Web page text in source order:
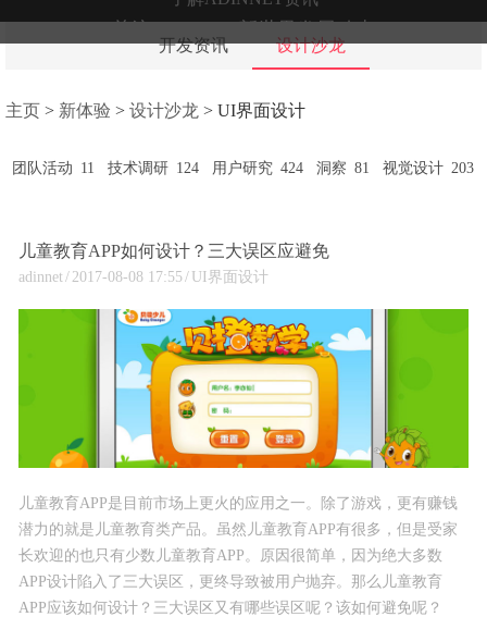
开发资讯 设计沙龙
主页 > 新体验 > 设计沙龙 > UI界面设计
团队活动 11 技术调研 124 用户研究 424 洞察 81 视觉设计 203
儿童教育APP如何设计？三大误区应避免
adinnet / 2017-08-08 17:55 / UI界面设计
儿童教育APP是目前市场上更火的应用之一。除了游戏，更有赚钱
潜力的就是儿童教育类产品。虽然儿童教育APP有很多，但是受家
长欢迎的也只有少数儿童教育APP。原因很简单，因为绝大多数
APP设计陷入了三大误区，更终导致被用户抛弃。那么儿童教育
APP应该如何设计？三大误区又有哪些误区呢？该如何避免呢？